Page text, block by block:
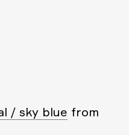
/ sky blue from